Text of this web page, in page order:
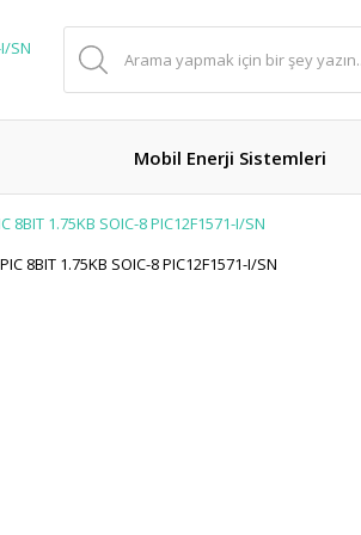
Mobil Enerji Sistemleri
8BIT 1.75KB SOIC-8 PIC12F1571-I/SN